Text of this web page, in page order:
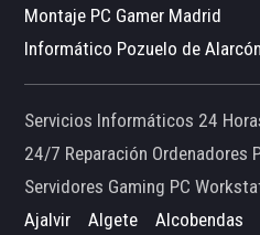
Montaje PC Gamer Madrid
Informático Pozuelo de Alarcón
Servicios Informáticos 24
24/7 Reparación Ordenadores
Servidores Gaming PC
Ajalvir
Algete Alcobendas